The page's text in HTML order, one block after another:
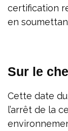
certification
en
Sur le
Cette date
l’arrêt de la